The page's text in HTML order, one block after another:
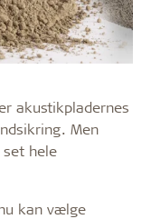
akustikpladernes
Men
hele
kan vælge